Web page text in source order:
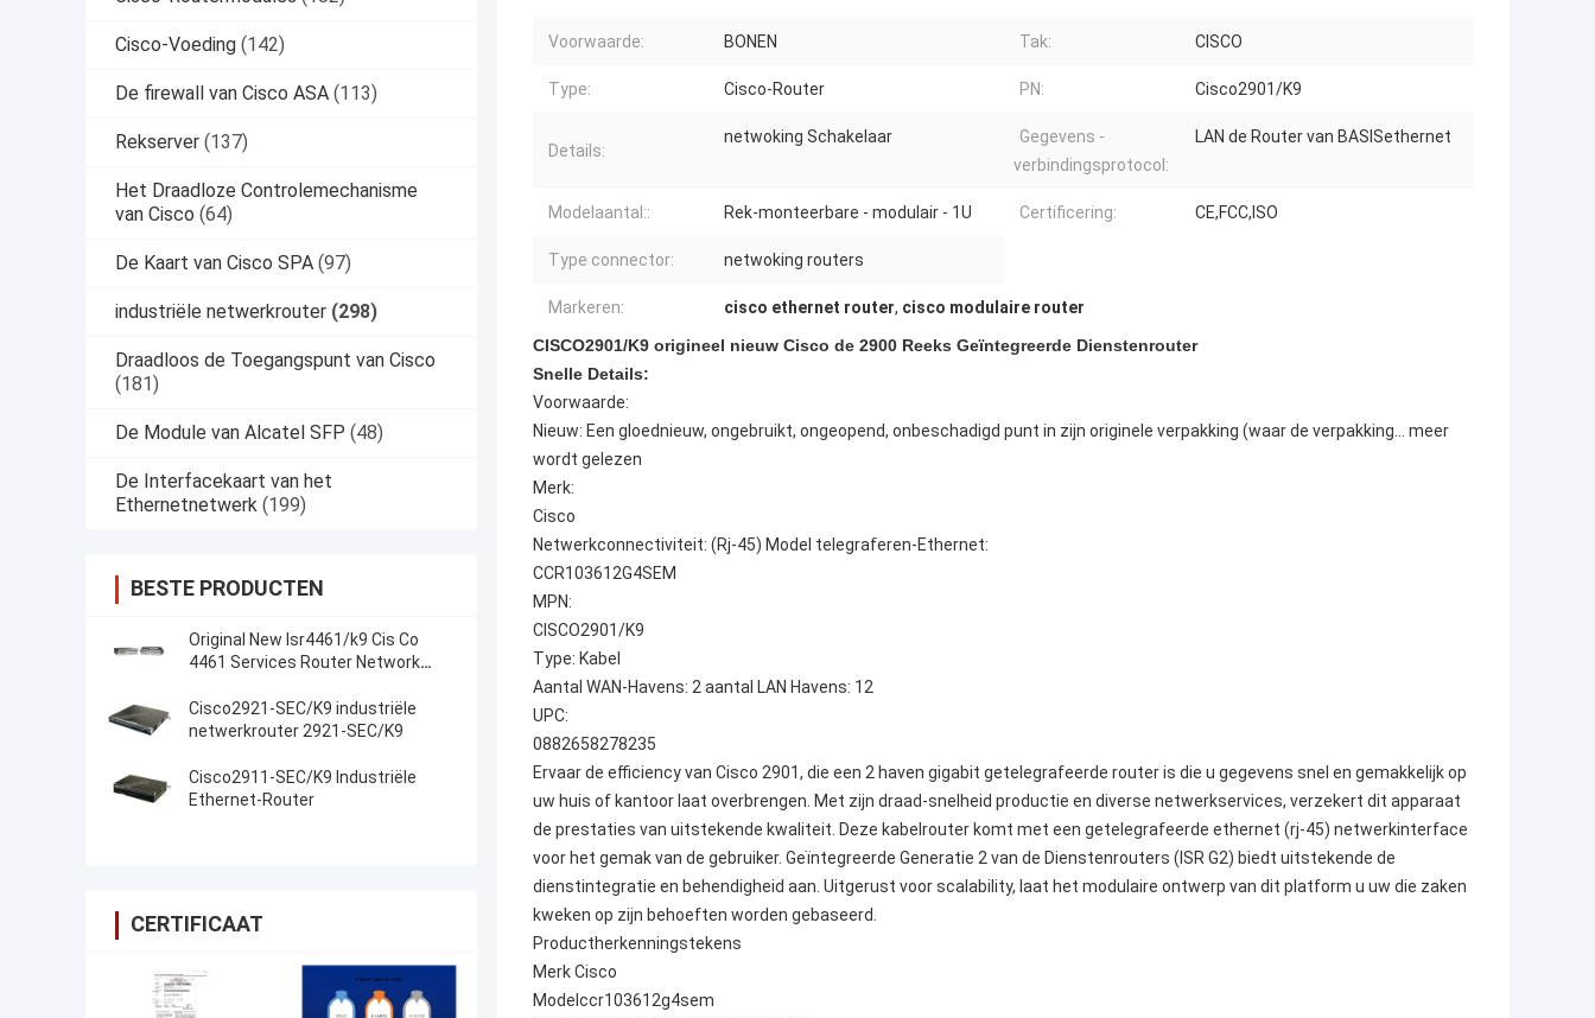
Cisco-Voeding (142)
De firewall van Cisco ASA (113)
Rekserver (137)
Het Draadloze Controlemechanisme
van Cisco (64)
De Kaart van Cisco SPA (97)
industriële netwerkrouter (298)
Draadloos de Toegangspunt van Cisco
(181)
De Module van Alcatel SFP (48)
De Interfacekaart van het
Ethernetnetwerk (199)
BESTE PRODUCTEN
Original New Isr4461/k9 Cis Co
4461 Services Router Network
Cisco2921-SEC/K9 industriële
netwerkrouter 2921-SEC/K9
Cisco2911-SEC/K9 Industriële
Ethernet-Router
CERTIFICAAT
Voorwaarde: BONEN Tak: CISCO
Type: Cisco-Router PN: Cisco2901/K9
Details:
netwoking Schakelaar
Gegevens -
verbindingsprotocol:
LAN de Router van BASISethernet
Modelaantal:: Rek-monteerbare - modulair - 1U Certificering: CE,FCC,ISO
Type connector: netwoking routers
Markeren: cisco ethernet router, cisco modulaire router
CISCO2901/K9 origineel nieuw Cisco de 2900 Reeks Geïntegreerde Dienstenrouter
Snelle Details:
Voorwaarde:
Nieuw: Een gloednieuw, ongebruikt, ongeopend, onbeschadigd punt in zijn originele verpakking (waar de verpakking… meer
wordt gelezen
Merk:
Cisco
Netwerkconnectiviteit: (Rj-45) Model telegraferen-Ethernet:
CCR103612G4SEM
MPN:
CISCO2901/K9
Type: Kabel
Aantal WAN-Havens: 2 aantal LAN Havens: 12
UPC:
0882658278235
Ervaar de efficiency van Cisco 2901, die een 2 haven gigabit getelegrafeerde router is die u gegevens snel en gemakkelijk op
uw huis of kantoor laat overbrengen. Met zijn draad-snelheid productie en diverse netwerkservices, verzekert dit apparaat
de prestaties van uitstekende kwaliteit. Deze kabelrouter komt met een getelegrafeerde ethernet (rj-45) netwerkinterface
voor het gemak van de gebruiker. Geïntegreerde Generatie 2 van de Dienstenrouters (ISR G2) biedt uitstekende de
dienstintegratie en behendigheid aan. Uitgerust voor scalability, laat het modulaire ontwerp van dit platform u uw die zaken
kweken op zijn behoeften worden gebaseerd.
Productherkenningstekens
Merk Cisco
Modelccr103612g4sem